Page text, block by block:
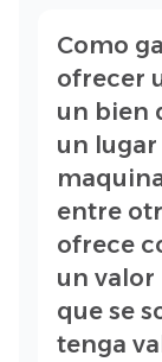
Como
ofrecer
un bien
un
entre
ofrece
un valor
que se
tenga